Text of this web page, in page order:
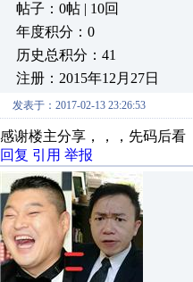
帖子：0帖 | 10回
年度积分：0
历史总积分：41
注册：2015年12月27日
发表于：2017-02-13 23:26:53
感谢楼主分享，，，先码后看
回复 引用 举报